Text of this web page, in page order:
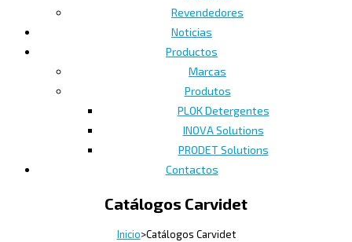
Revendedores
Noticias
Productos
Marcas
Produtos
PLOK Detergentes
INOVA Solutions
PRODET Solutions
Contactos
Catálogos Carvidet
Inicio>Catálogos Carvidet